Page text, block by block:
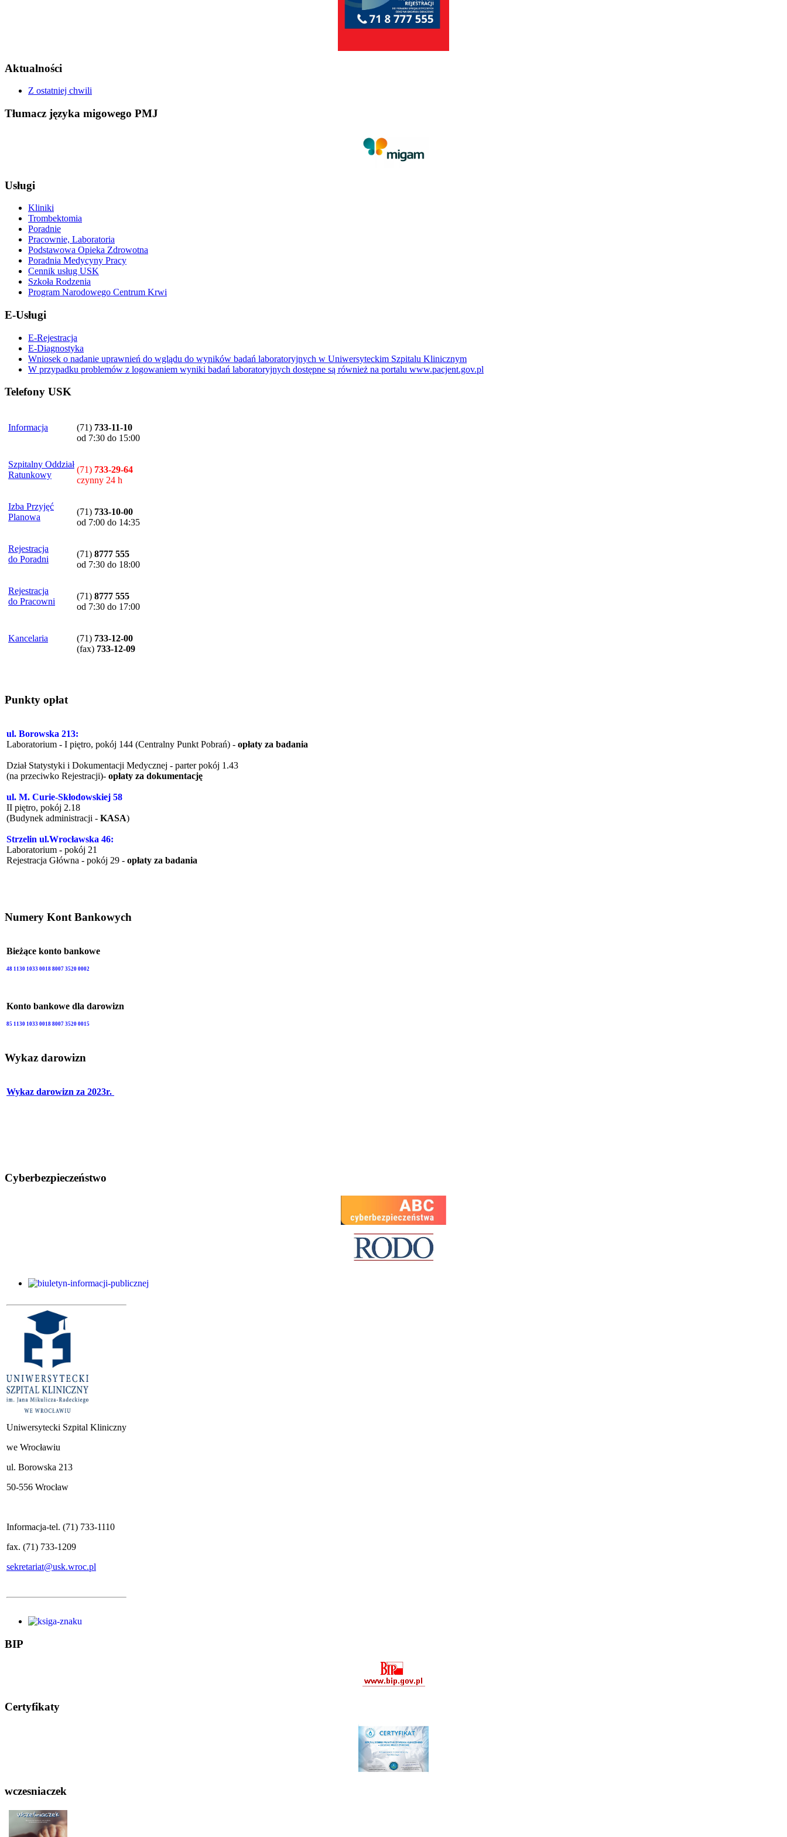
Aktualności
Z ostatniej chwili
Tłumacz języka migowego PMJ
Usługi
Kliniki
Trombektomia
Poradnie
Pracownie, Laboratoria
Podstawowa Opieka Zdrowotna
Poradnia Medycyny Pracy
Cennik usług USK
Szkoła Rodzenia
Program Narodowego Centrum Krwi
E-Usługi
E-Rejestracja
E-Diagnostyka
Wniosek o nadanie uprawnień do wglądu do wyników badań laboratoryjnych w Uniwersyteckim Szpitalu Klinicznym
W przypadku problemów z logowaniem wyniki badań laboratoryjnych dostępne są również na portalu www.pacjent.gov.pl
Telefony USK
Informacja (71) 733-11-10
od 7:30 do 15:00
Szpitalny Oddział
Ratunkowy
(71) 733-29-64
czynny 24 h
Izba Przyjęć
Planowa
(71) 733-10-00
od 7:00 do 14:35
Rejestracja
do Poradni
(71) 8777 555
od 7:30 do 18:00
Rejestracja
do Pracowni
(71) 8777 555
od 7:30 do 17:00
Kancelaria (71) 733-12-00
(fax) 733-12-09
Punkty opłat
ul. Borowska 213:
Laboratorium - I piętro, pokój 144 (Centralny Punkt Pobrań) - opłaty za badania
Dział Statystyki i Dokumentacji Medycznej - parter pokój 1.43
(na przeciwko Rejestracji)- opłaty za dokumentację
ul. M. Curie-Skłodowskiej 58
II piętro, pokój 2.18
(Budynek administracji - KASA)
Strzelin ul.Wrocławska 46:
Laboratorium - pokój 21
Rejestracja Główna - pokój 29 - opłaty za badania
Numery Kont Bankowych
Bieżące konto bankowe
48 1130 1033 0018 8007 3520 0002
Konto bankowe dla darowizn
85 1130 1033 0018 8007 3520 0015
Wykaz darowizn
Wykaz darowizn za 2023r.
Cyberbezpieczeństwo
Uniwersytecki Szpital Kliniczny
we Wrocławiu
ul. Borowska 213
50-556 Wrocław
Informacja-tel. (71) 733-1110
fax. (71) 733-1209
sekretariat@usk.wroc.pl
BIP
Certyfikaty
wczesniaczek